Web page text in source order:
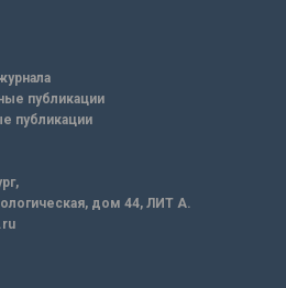
публикации
публикации
дом 44, ЛИТ А.